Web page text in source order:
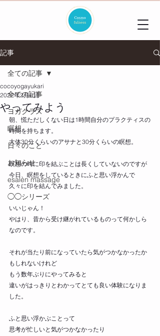
記事
全ての記事
ヨガクラス
瞑想
日々のこと
お知らせ
esalen massage
◯◯シリーズ
全ての記事
やってみよう
cocoyogayukari
2022年2月6日
朝、慌ただしくない日は1時間自分のプラクティスの
時間を持ちます。
大体30分くらいのアサナと30分くらいの瞑想。
瞑想の時に印を結ぶことは長くしていないのですが
今日、瞑想をしているときにふと思い浮かんで
久々に印を結んでみました。
いいじゃん！
やはり、昔から受け継がれているものって何かしら
なのです。
それが当たり前になっていたら気がつかなかったか
もしれないけれど
もう数年ぶりにやってみると
違いがはっきりとわかってとても良い体験になりま
した。
ふと思い浮かぶことって
思考が忙しいと気がつかなかったり